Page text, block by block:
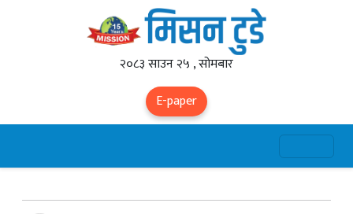
२०८३ साउन २५ , सोमबार
E-paper